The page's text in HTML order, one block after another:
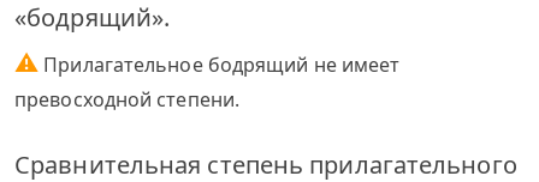
«бодрящий».
⚠ Прилагательное бодрящий не имеет
превосходной степени.
Сравнительная степень прилагательного